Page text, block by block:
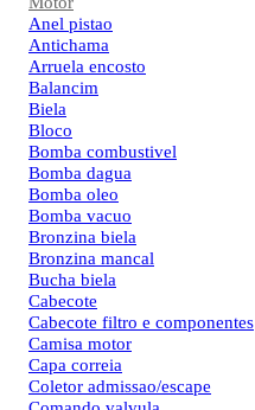
Anel pistao
Antichama
Arruela encosto
Balancim
Biela
Bloco
Bomba combustivel
Bomba dagua
Bomba oleo
Bomba vacuo
Bronzina biela
Bronzina mancal
Bucha biela
Cabecote
Cabecote filtro e componentes
Camisa motor
Capa correia
Coletor admissao/escape